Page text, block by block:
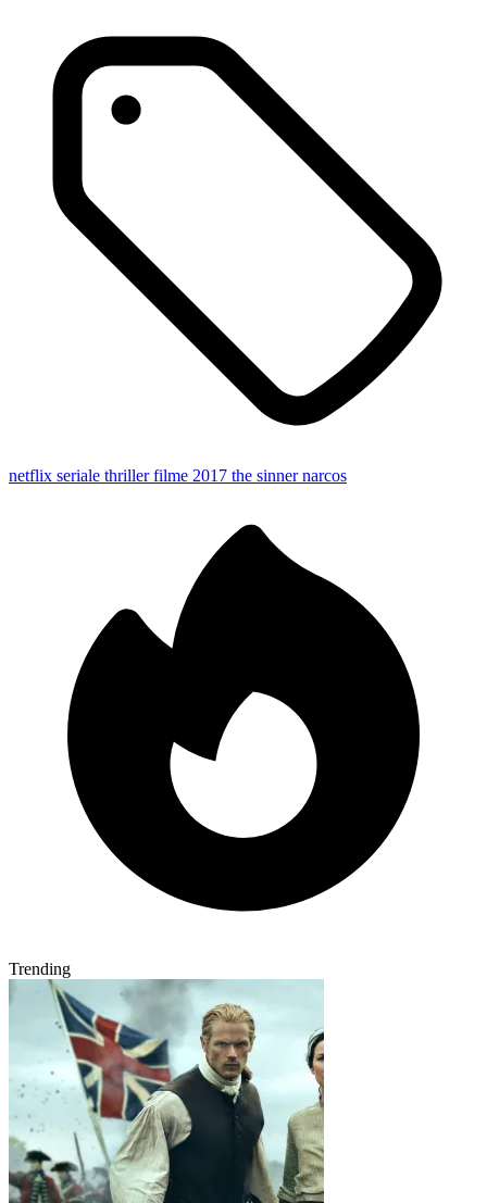
netflix seriale thrillerfilme 2017 the sinnernarcos
Trending